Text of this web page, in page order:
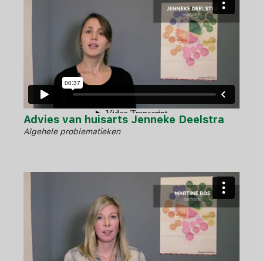
Advies van huisarts Jenneke Deelstra
Algehele problematieken